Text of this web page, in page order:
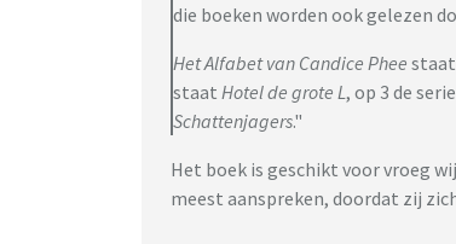
die boeken worden ook gelezen
Het Alfabet van Candice Phee staat
staat Hotel de grote L , op 3 de serie
Schattenjagers."
Het boek is geschikt voor vroeg
meest aanspreken, doordat zij